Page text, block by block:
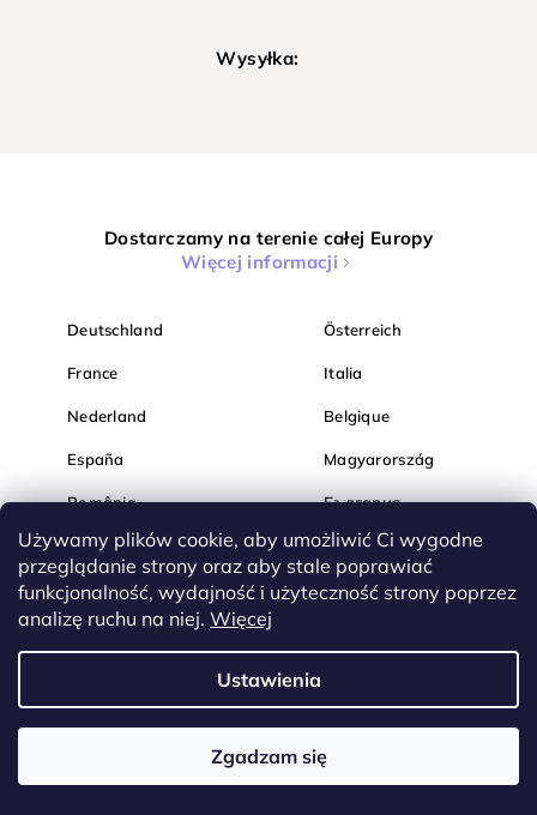
Używamy plików cookie, aby umożliwić Ci wygodne
przeglądanie strony oraz aby stale poprawiać
funkcjonalność, wydajność i użyteczność strony poprzez
analizę ruchu na niej. Więcej
Ustawienia
Zgadzam się
Wysyłka:
Dostarczamy na terenie całej Europy
Więcej informacji
Deutschland Österreich
France Italia
Nederland Belgique
España Magyarország
România България
Hrvatska Slovenija